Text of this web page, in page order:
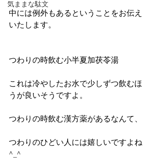
気ままな駄文
中には例外もあるということをお伝え
いたします。
つわりの時飲む小半夏加茯苓湯
これは冷やしたお水で少しずつ飲むほ
うが良いそうですよ。
つわりの時飲む漢方薬があるなんて、
つわりのひどい人には嬉しいですよね
^_^